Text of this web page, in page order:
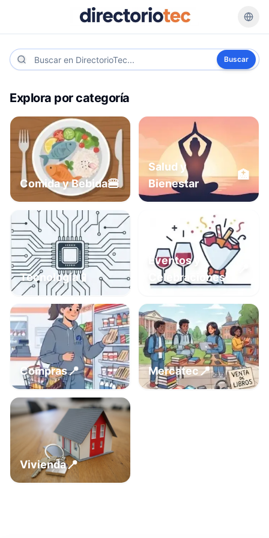
Buscar
Explora por categoría
Comida y Bebida🍔
Salud y
Bienestar
🏥
Tecnología📱
Eventos y
Celebraciones
Compras📍 Mercatec📍
Vivienda📍